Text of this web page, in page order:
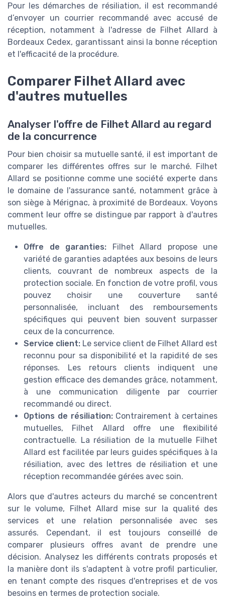
Pour les démarches de résiliation, il est recommandé
d’envoyer un courrier recommandé avec accusé de
réception, notamment à l'adresse de Filhet Allard à
Bordeaux Cedex, garantissant ainsi la bonne réception
et l'efficacité de la procédure.
Comparer Filhet Allard avec
d'autres mutuelles
Analyser l'offre de Filhet Allard au regard
de la concurrence
Pour bien choisir sa mutuelle santé, il est important de
comparer les différentes offres sur le marché. Filhet
Allard se positionne comme une société experte dans
le domaine de l'assurance santé, notamment grâce à
son siège à Mérignac, à proximité de Bordeaux. Voyons
comment leur offre se distingue par rapport à d'autres
mutuelles.
Offre de garanties: Filhet Allard propose une
variété de garanties adaptées aux besoins de leurs
clients, couvrant de nombreux aspects de la
protection sociale. En fonction de votre profil, vous
pouvez choisir une couverture santé
personnalisée, incluant des remboursements
spécifiques qui peuvent bien souvent surpasser
ceux de la concurrence.
Service client: Le service client de Filhet Allard est
reconnu pour sa disponibilité et la rapidité de ses
réponses. Les retours clients indiquent une
gestion efficace des demandes grâce, notamment,
à une communication diligente par courrier
recommandé ou direct.
Options de résiliation:Contrairement à certaines
mutuelles, Filhet Allard offre une flexibilité
contractuelle. La résiliation de la mutuelle Filhet
Allard est facilitée par leurs guides spécifiques à la
résiliation, avec des lettres de résiliation et une
réception recommandée gérées avec soin.
Alors que d'autres acteurs du marché se concentrent
sur le volume, Filhet Allard mise sur la qualité des
services et une relation personnalisée avec ses
assurés. Cependant, il est toujours conseillé de
comparer plusieurs offres avant de prendre une
décision. Analysez les différents contrats proposés et
la manière dont ils s'adaptent à votre profil particulier,
en tenant compte des risques d'entreprises et de vos
besoins en termes de protection sociale.